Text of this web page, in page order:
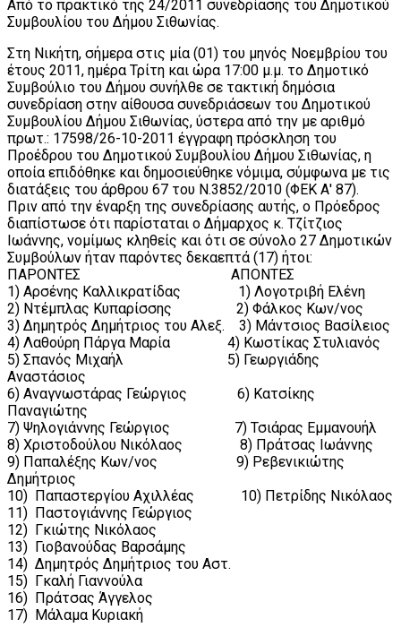
Από το πρακτικό της 24/2011 συνεδρίασης του Δημοτικού
Συμβουλίου του Δήμου Σιθωνίας.
Στη Νικήτη, σήμερα στις μία (01) του μηνός Νοεμβρίου του
έτους 2011, ημέρα Τρίτη και ώρα 17:00 μ.μ. το Δημοτικό
Συμβούλιο του Δήμου συνήλθε σε τακτική δημόσια
συνεδρίαση στην αίθουσα συνεδριάσεων του Δημοτικού
Συμβουλίου Δήμου Σιθωνίας, ύστερα από την με αριθμό
πρωτ.: 17598/26-10-2011 έγγραφη πρόσκληση του
Προέδρου του Δημοτικού Συμβουλίου Δήμου Σιθωνίας, η
οποία επιδόθηκε και δημοσιεύθηκε νόμιμα, σύμφωνα με τις
διατάξεις του άρθρου 67 του Ν.3852/2010 (ΦΕΚ Α' 87).
Πριν από την έναρξη της συνεδρίασης αυτής, ο Πρόεδρος
διαπίστωσε ότι παρίσταται ο Δήμαρχος κ. Τζίτζιος
Ιωάννης, νομίμως κληθείς και ότι σε σύνολο 27 Δημοτικών
Συμβούλων ήταν παρόντες δεκαεπτά (17) ήτοι:
ΠΑΡΟΝΤΕΣ ΑΠΟΝΤΕΣ
1) Αρσένης Καλλικρατίδας 1) Λογοτριβή Ελένη
2) Ντέμπλας Κυπαρίσσης 2) Φάλκος Κων/νος
3) Δημητρός Δημήτριος του Αλεξ. 3) Μάντσιος Βασίλειος
4) Λαθούρη Πάργα Μαρία 4) Κωστίκας Στυλιανός
5) Σπανός Μιχαήλ 5) Γεωργιάδης
Αναστάσιος
6) Αναγνωστάρας Γεώργιος 6) Κατσίκης
Παναγιώτης
7) Ψηλογιάννης Γεώργιος 7) Τσιάρας Εμμανουήλ
8) Χριστοδούλου Νικόλαος 8) Πράτσας Ιωάννης
9) Παπαλέξης Κων/νος 9) Ρεβενικιώτης
Δημήτριος
10) Παπαστεργίου Αχιλλέας 10) Πετρίδης Νικόλαος
11) Παστογιάννης Γεώργιος
12) Γκιώτης Νικόλαος
13) Γιοβανούδας Βαρσάμης
14) Δημητρός Δημήτριος του Αστ.
15) Γκαλή Γιαννούλα
16) Πράτσας Άγγελος
17) Μάλαμα Κυριακή